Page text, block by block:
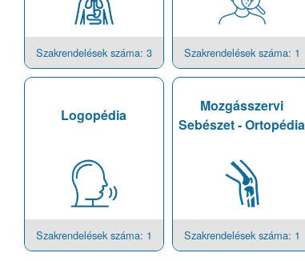
Szakrendelések száma: 3 Szakrendelések száma: 1
Logopédia
Szakrendelések száma: 1
Mozgásszervi
Sebészet - Ortopédia
Szakrendelések száma: 1